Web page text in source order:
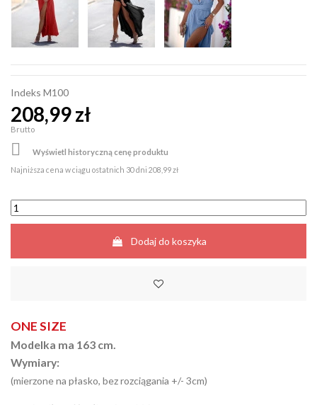
Indeks M100
208,99 zł
Brutto

Wyświetl historyczną cenę produktu
Najniższa cena w ciągu ostatnich 30 dni 208,99 zł
Dodaj do koszyka
ONE SIZE
Modelka ma 163 cm.
Wymiary:
(mierzone na płasko, bez rozciągania +/- 3cm)